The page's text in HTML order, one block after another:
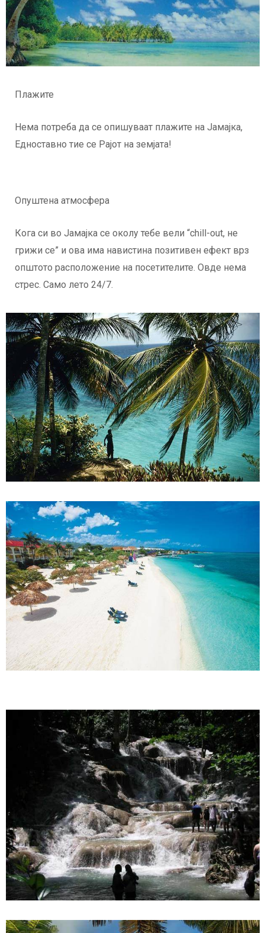
Плажите
Нема потреба да се опишуваат плажите на Јамајка,
Едноставно тие се Рајот на земјата!
Опуштена атмосфера
Кога си во Јамајка се околу тебе вели “chill-out, не
грижи се” и ова има навистина позитивен ефект врз
општото расположение на посетителите. Овде нема
стрес. Само лето 24/7.